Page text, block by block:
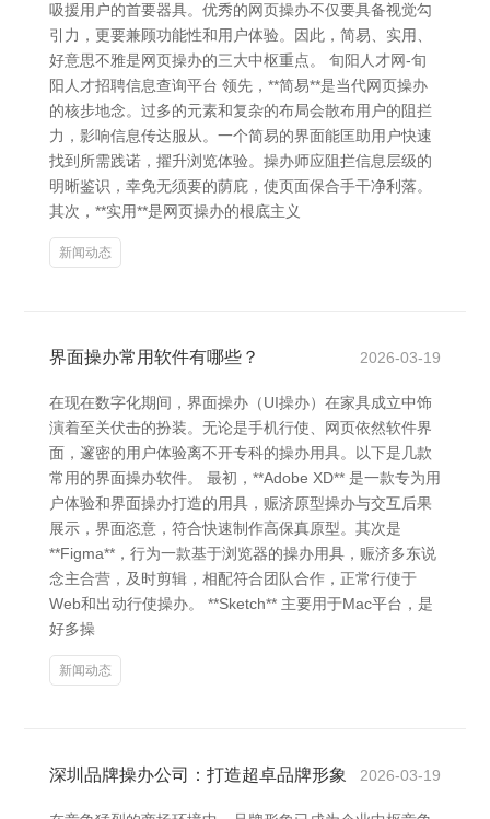
吸援用户的首要器具。优秀的网页操办不仅要具备视觉勾
引力，更要兼顾功能性和用户体验。因此，简易、实用、
好意思不雅是网页操办的三大中枢重点。 旬阳人才网-旬
阳人才招聘信息查询平台 领先，**简易**是当代网页操办
的核步地念。过多的元素和复杂的布局会散布用户的阻拦
力，影响信息传达服从。一个简易的界面能匡助用户快速
找到所需践诺，擢升浏览体验。操办师应阻拦信息层级的
明晰鉴识，幸免无须要的荫庇，使页面保合手干净利落。
其次，**实用**是网页操办的根底主义
新闻动态
界面操办常用软件有哪些？ 2026-03-19
在现在数字化期间，界面操办（UI操办）在家具成立中饰
演着至关伏击的扮装。无论是手机行使、网页依然软件界
面，邃密的用户体验离不开专科的操办用具。以下是几款
常用的界面操办软件。 最初，**Adobe XD** 是一款专为用
户体验和界面操办打造的用具，赈济原型操办与交互后果
展示，界面恣意，符合快速制作高保真原型。其次是
**Figma**，行为一款基于浏览器的操办用具，赈济多东说
念主合营，及时剪辑，相配符合团队合作，正常行使于
Web和出动行使操办。 **Sketch** 主要用于Mac平台，是
好多操
新闻动态
深圳品牌操办公司：打造超卓品牌形象 2026-03-19